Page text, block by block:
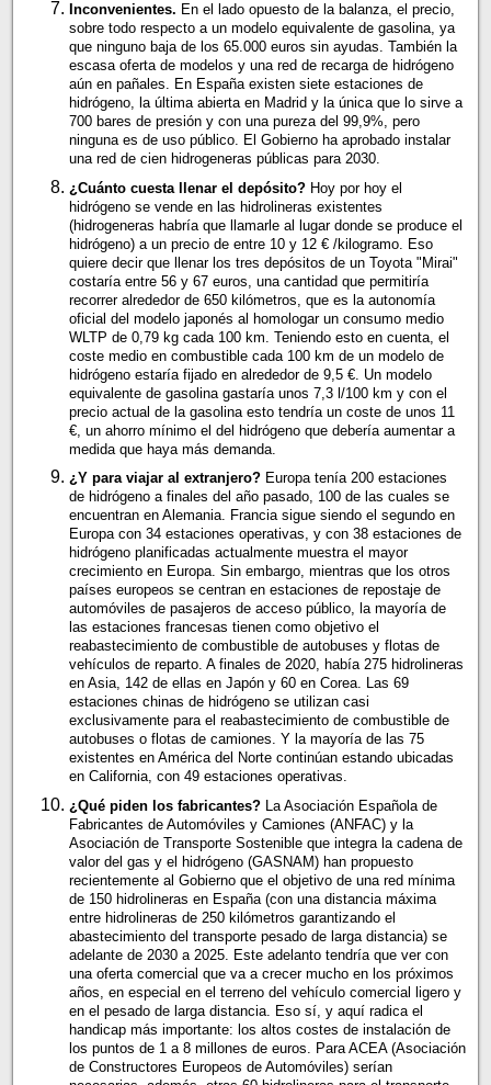
Inconvenientes. En el lado opuesto de la balanza, el precio,
sobre todo respecto a un modelo equivalente de gasolina, ya
que ninguno baja de los 65.000 euros sin ayudas. También la
escasa oferta de modelos y una red de recarga de hidrógeno
aún en pañales. En España existen siete estaciones de
hidrógeno, la última abierta en Madrid y la única que lo sirve a
700 bares de presión y con una pureza del 99,9%, pero
ninguna es de uso público. El Gobierno ha aprobado instalar
una red de cien hidrogeneras públicas para 2030.
¿Cuánto cuesta llenar el depósito? Hoy por hoy el
hidrógeno se vende en las hidrolineras existentes
(hidrogeneras habría que llamarle al lugar donde se produce el
hidrógeno) a un precio de entre 10 y 12 € /kilogramo. Eso
quiere decir que llenar los tres depósitos de un Toyota "Mirai"
costaría entre 56 y 67 euros, una cantidad que permitiría
recorrer alrededor de 650 kilómetros, que es la autonomía
oficial del modelo japonés al homologar un consumo medio
WLTP de 0,79 kg cada 100 km. Teniendo esto en cuenta, el
coste medio en combustible cada 100 km de un modelo de
hidrógeno estaría fijado en alrededor de 9,5 €. Un modelo
equivalente de gasolina gastaría unos 7,3 l/100 km y con el
precio actual de la gasolina esto tendría un coste de unos 11
€, un ahorro mínimo el del hidrógeno que debería aumentar a
medida que haya más demanda.
¿Y para viajar al extranjero?Europa tenía 200 estaciones
de hidrógeno a finales del año pasado, 100 de las cuales se
encuentran en Alemania. Francia sigue siendo el segundo en
Europa con 34 estaciones operativas, y con 38 estaciones de
hidrógeno planificadas actualmente muestra el mayor
crecimiento en Europa. Sin embargo, mientras que los otros
países europeos se centran en estaciones de repostaje de
automóviles de pasajeros de acceso público, la mayoría de
las estaciones francesas tienen como objetivo el
reabastecimiento de combustible de autobuses y flotas de
vehículos de reparto. A finales de 2020, había 275 hidrolineras
en Asia, 142 de ellas en Japón y 60 en Corea. Las 69
estaciones chinas de hidrógeno se utilizan casi
exclusivamente para el reabastecimiento de combustible de
autobuses o flotas de camiones. Y la mayoría de las 75
existentes en América del Norte continúan estando ubicadas
en California, con 49 estaciones operativas.
¿Qué piden los fabricantes? La Asociación Española de
Fabricantes de Automóviles y Camiones (ANFAC) y la
Asociación de Transporte Sostenible que integra la cadena de
valor del gas y el hidrógeno (GASNAM) han propuesto
recientemente al Gobierno que el objetivo de una red mínima
de 150 hidrolineras en España (con una distancia máxima
entre hidrolineras de 250 kilómetros garantizando el
abastecimiento del transporte pesado de larga distancia) se
adelante de 2030 a 2025. Este adelanto tendría que ver con
una oferta comercial que va a crecer mucho en los próximos
años, en especial en el terreno del vehículo comercial ligero y
en el pesado de larga distancia. Eso sí, y aquí radica el
handicap más importante: los altos costes de instalación de
los puntos de 1 a 8 millones de euros. Para ACEA (Asociación
de Constructores Europeos de Automóviles) serían